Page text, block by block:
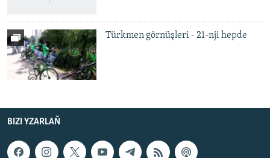
Türkmen görnüşleri - 21-nji hepde
BIZI YZARLAŇ